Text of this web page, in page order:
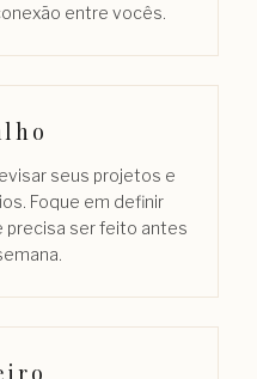
entre vocês.
seus projetos e
Foque em definir
precisa ser feito antes